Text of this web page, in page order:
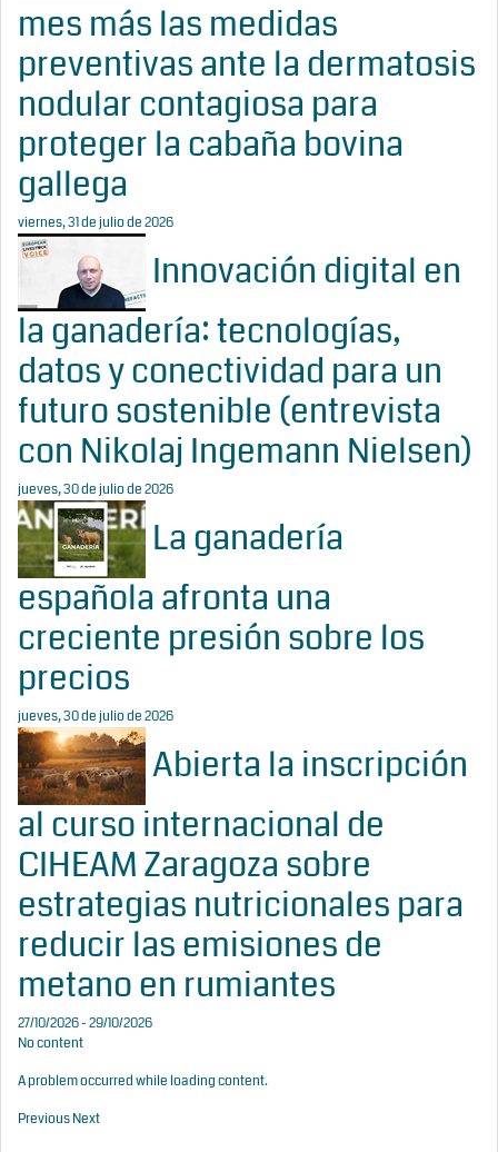
mes más las medidas
preventivas ante la dermatosis
nodular contagiosa para
proteger la cabaña bovina
gallega
viernes, 31 de julio de 2026
Innovación digital en
la ganadería: tecnologías,
datos y conectividad para un
futuro sostenible (entrevista
con Nikolaj Ingemann Nielsen)
jueves, 30 de julio de 2026
La ganadería
española afronta una
creciente presión sobre los
precios
jueves, 30 de julio de 2026
Abierta la inscripción
al curso internacional de
CIHEAM Zaragoza sobre
estrategias nutricionales para
reducir las emisiones de
metano en rumiantes
27/10/2026 - 29/10/2026
No content
A problem occurred while loading content.
PreviousNext